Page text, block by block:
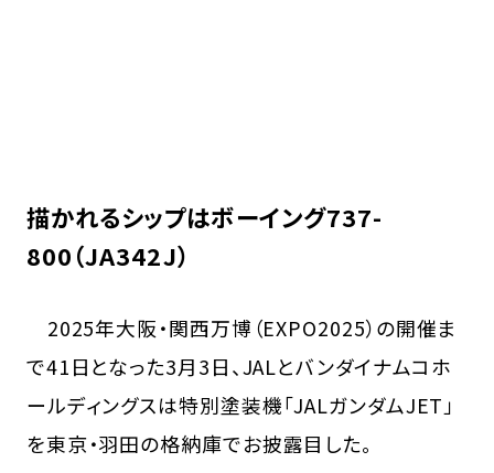
描かれるシップはボーイング737-
800（JA342J）
2025年大阪・関西万博（EXPO2025）の開催ま
で41日となった3月3日、JALとバンダイナムコホ
ールディングスは特別塗装機「JALガンダムJET」
を東京・羽田の格納庫でお披露目した。